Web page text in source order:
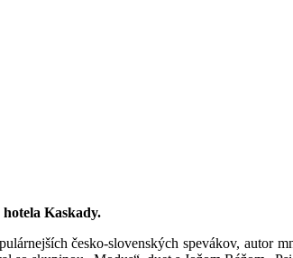
Kaskady.
česko-slovenských spevákov,